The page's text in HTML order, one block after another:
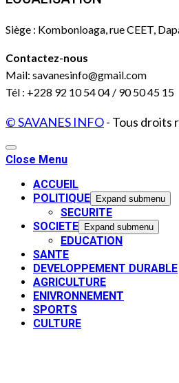
Siège : Kombonloaga, rue CEET,
Contactez-nous
Mail: savanesinfo@gmail.com
Tél : +228 92 10 54 04 / 90 50 45 15
© SAVANES INFO- Tous droits
Close Menu
ACCUEIL
POLITIQUE
Expand submenu
SECURITE
SOCIETE
Expand submenu
EDUCATION
SANTE
DEVELOPPEMENT DURABLE
AGRICULTURE
ENIVRONNEMENT
SPORTS
CULTURE